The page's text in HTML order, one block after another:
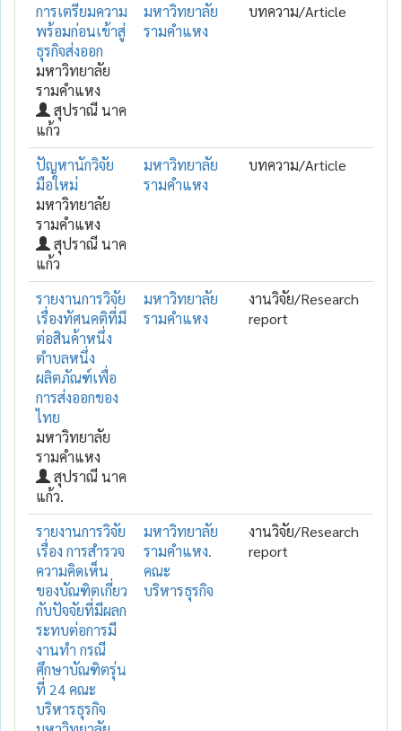
การเตรียมความ
พร้อมก่อนเข้าสู่
ธุรกิจส่งออก
มหาวิทยาลัย
รามคำแหง
สุปราณี นาค
แก้ว
มหาวิทยาลัย
รามคำแหง
บทความ/Article
ปัญหานักวิจัย
มือใหม่
มหาวิทยาลัย
รามคำแหง
สุปราณี นาค
แก้ว
มหาวิทยาลัย
รามคำแหง
บทความ/Article
รายงานการวิจัย
เรื่องทัศนคติที่มี
ต่อสินค้าหนึ่ง
ตำบลหนึ่ง
ผลิตภัณฑ์เพื่อ
การส่งออกของ
ไทย
มหาวิทยาลัย
รามคำแหง
สุปราณี นาค
แก้ว.
มหาวิทยาลัย
รามคำแหง
งานวิจัย/Research
report
รายงานการวิจัย
เรื่อง การสำรวจ
ความคิดเห็น
ของบัณฑิตเกี่ยว
กับปัจจัยที่มีผลก
ระทบต่อการมี
งานทำ กรณี
ศึกษาบัณฑิตรุ่น
ที่ 24 คณะ
บริหารธุรกิจ
มหาวิทยาลัย
รามคำแหง.
คณะ
บริหารธุรกิจ
งานวิจัย/Research
report